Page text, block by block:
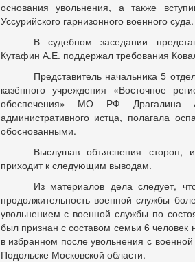
основания увольнения, а также
Уссурийского гарнизонного военного суда.
В судебном заседании
Кутафин А.Е. поддержал требования
Представитель начальника 5
казённого учреждения «Восточное
обеспечения» МО РФ Драгалина
административного истца, полагала
обоснованными.
Выслушав объяснения сторон,
приходит к следующим выводам.
Из материалов дела следует,
продолжительность военной службы
увольнением с военной службы по
был признан с составом семьи 6
в избранном после увольнения с
Подольске Московской области.